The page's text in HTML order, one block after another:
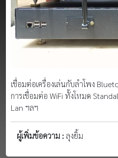
เชื่อมต่อเครื่องเล่นกับลำโพง
การเชื่อมต่อ WiFi ทั้งโหมด
Lan ฯลฯ
ผู้เพิ่มข้อความ :ลุงยิ้ม